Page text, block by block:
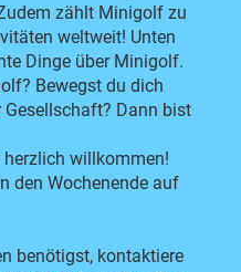
zählt Minigolf zu
weltweit! Unten
Dinge über Minigolf.
Bewegst du dich
Dann bist
willkommen!
den Wochenende auf
benötigst, kontaktiere